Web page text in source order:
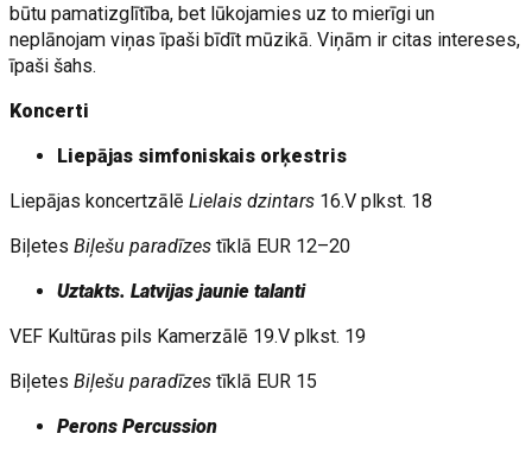
būtu pamatizglītība, bet lūkojamies uz to mierīgi un
neplānojam viņas īpaši bīdīt mūzikā. Viņām ir citas intereses,
īpaši šahs.
Koncerti
Liepājas simfoniskais orķestris
Liepājas koncertzālēLielais dzintars 16.V plkst. 18
BiļetesBiļešu paradīzestīklā EUR 12–20
Uztakts. Latvijas jaunie talanti
VEF Kultūras pils Kamerzālē 19.V plkst. 19
BiļetesBiļešu paradīzestīklā EUR 15
Perons Percussion